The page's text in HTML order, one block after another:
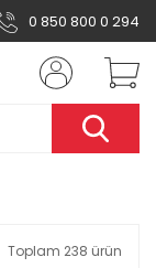
0 850 800 0 294
Toplam 238 ürün